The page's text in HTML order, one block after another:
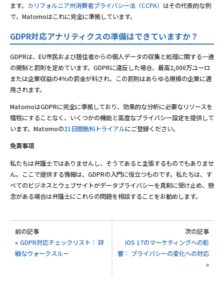
ます。 カリフォルニア州消費者プライバシー法（CCPA） はその代表的な例
で、Matomoはこれに完全に準拠しています。
GDPR対応アナリティクスの準備はできていますか？
GDPRは、EU市民および居住者からの個人データの収集と処理に関する一連
の規制と罰則を定めています。GDPRに違反した場合、最高2,000万ユーロ
または企業収益の4％の罰金が科され、この罰則はあらゆる規模の企業に適
用されます。
MatomoはGDPRに完全に準拠しており、効果的な分析に必要なリソースを
犠牲にすることなく、いくつかの機能と高度なプライバシー設定を提供して
います。Matomoの21日間無料トライアルにご登録ください。
免責事項
私たちは弁護士ではありませんし、そうであると主張するものでもありませ
ん。ここで提供する情報は、GDPRの入門に役立つものです。私たちは、す
べてのビジネスとウェブサイトがデータプライバシーを真剣に受け止め、懸
念がある場合は弁護士にこれらの問題を相談することをお勧めします。
前の記事
« GDPR対応チェックリスト： 詳
細なウォークスルー
次の記事
iOS 17のマーケティングへの影
響： プライバシーの変化への対応
»